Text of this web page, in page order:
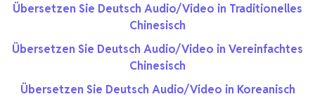
Übersetzen Sie Deutsch Audio/Video in Traditionelles
Chinesisch
Übersetzen Sie Deutsch Audio/Video in Vereinfachtes
Chinesisch
Übersetzen Sie Deutsch Audio/Video in Koreanisch